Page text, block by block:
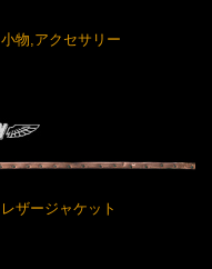
小物,アクセサリー
レザージャケット